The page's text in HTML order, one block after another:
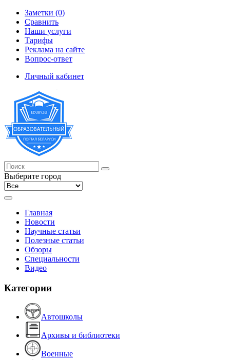
Заметки (0)
Сравнить
Наши услуги
Тарифы
Реклама на сайте
Вопрос-ответ
Личный кабинет
Выберите город
Главная
Новости
Научные статьи
Полезные статьи
Обзоры
Специальности
Видео
Категории
Автошколы
Архивы и библиотеки
Военные